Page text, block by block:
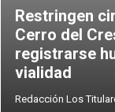
Restringen
Cerro del
registrarse
vialidad
Redacción Los